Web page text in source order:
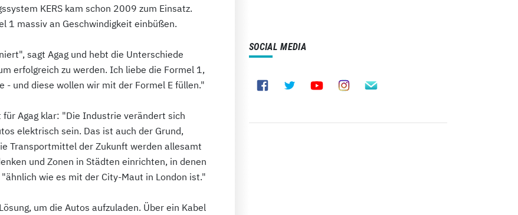
KERS kam schon 2009 zum Einsatz.
1 massiv an Geschwindigkeit einbüßen.
sagt Agag und hebt die Unterschiede
erfolgreich zu werden. Ich liebe die Formel 1,
- und diese wollen wir mit der Formel E füllen."
Agag klar: "Die Industrie verändert sich
elektrisch sein. Das ist auch der Grund,
Transportmittel der Zukunft werden allesamt
und Zonen in Städten einrichten, in denen
wie es mit der City-Maut in London ist."
um die Autos aufzuladen. Über ein Kabel
SOCIAL MEDIA